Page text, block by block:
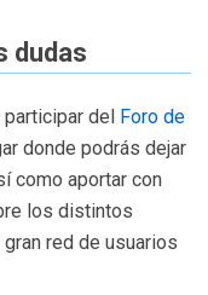
dudas
participar del Foro de
donde podrás dejar
como aportar con
los distintos
red de usuarios